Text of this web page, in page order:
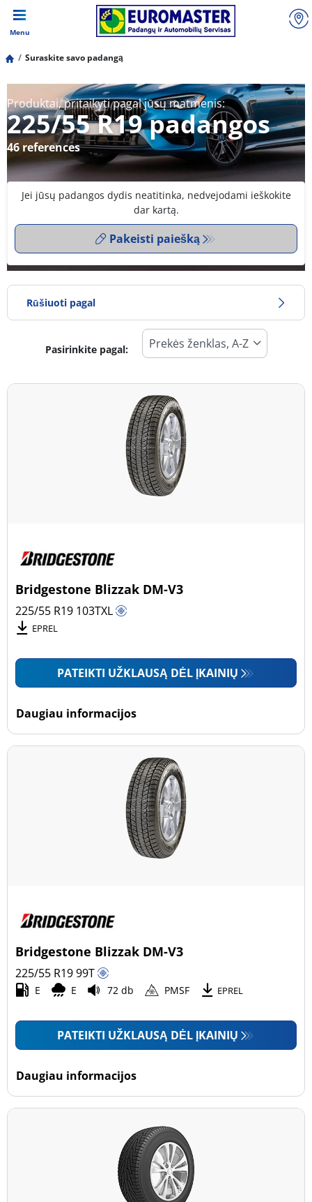
Menu
Suraskite savo padangą
Produktai, pritaikyti pagal jūsų matmenis:
225/55 R19 padangos
46 references
Jei jūsų padangos dydis neatitinka, nedvejodami ieškokite
dar kartą.
Pakeisti paiešką
Rūšiuoti pagal
Padangos tipas
Visi tipai (46)
Visi sezonai (11)
Lengvasis automobilis (35)
Mažas sunkvežimis (0)
Motociklas (0)
Padanga sustiprintomis sienelėmis
Pasirinkite pagal:
Bridgestone Blizzak DM-V3
225/55 R19 103TXL
EPREL
PATEIKTI UŽKLAUSĄ DĖL ĮKAINIŲ
Daugiau informacijos
Bridgestone Blizzak DM-V3
225/55 R1999T
E E 72 db PMSF EPREL
PATEIKTI UŽKLAUSĄ DĖL ĮKAINIŲ
Daugiau informacijos